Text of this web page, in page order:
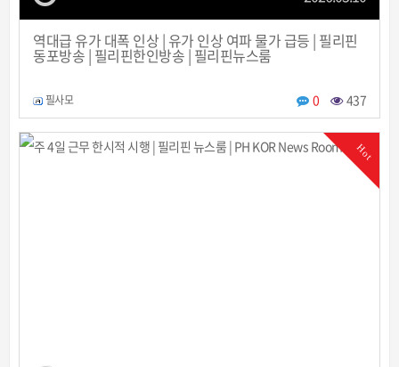
역대급 유가 대폭 인상 | 유가 인상 여파 물가 급등 | 필리핀
동포방송 | 필리핀한인방송 | 필리핀뉴스룸
필사모 0 437
Hot